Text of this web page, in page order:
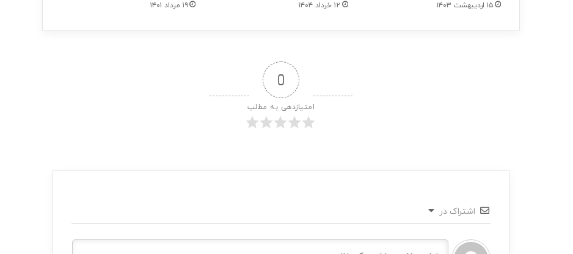
۱۵ اردیبهشت ۱۴۰۳ ۱۲ خرداد ۱۴۰۴ ۱۹ مرداد ۱۴۰۱
0
امتیازدهی به مطلب
اشتراک در